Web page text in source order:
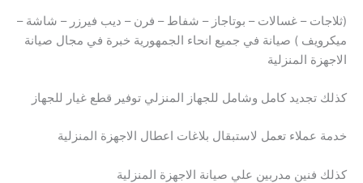
(ثلاجات – غسالات – بوتاجاز – شفاط – فرن – ديب فيرزر – شاشة –
ميكرويف ) صيانة في جميع انحاء الجمهورية خبرة في مجال صيانة
الاجهزة المنزلية
كذلك تجديد كامل وشامل للجهاز المنزلي توفير قطع غيار للجهاز
خدمة عملاء تعمل لاستبقال بلاغات اعطال الاجهزة المنزلية
كذلك فنين مدربين علي صيانة الاجهزة المنزلية